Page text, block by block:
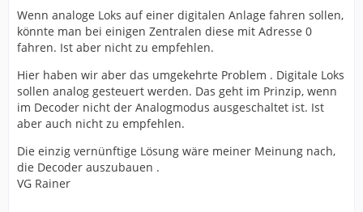
Wenn analoge Loks auf einer digitalen Anlage fahren sollen,
könnte man bei einigen Zentralen diese mit Adresse 0
fahren. Ist aber nicht zu empfehlen.
Hier haben wir aber das umgekehrte Problem . Digitale Loks
sollen analog gesteuert werden. Das geht im Prinzip, wenn
im Decoder nicht der Analogmodus ausgeschaltet ist. Ist
aber auch nicht zu empfehlen.
Die einzig vernünftige Lösung wäre meiner Meinung nach,
die Decoder auszubauen .
VG Rainer